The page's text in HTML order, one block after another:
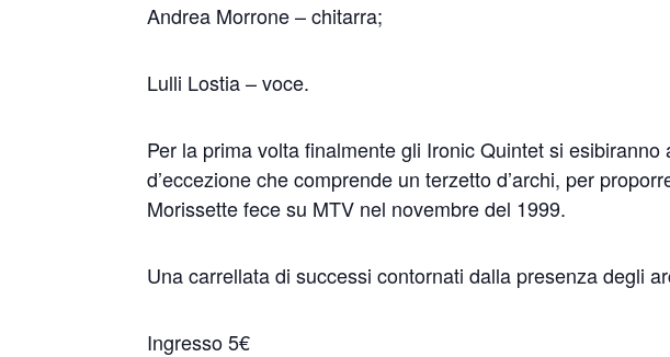
Andrea Morrone – chitarra;
Lulli Lostia – voce.
Per la prima volta finalmente gli Ironic Quintet si
d’eccezione che comprende un terzetto d’archi, per
Morissette fece su MTV nel novembre del 1999.
Una carrellata di successi contornati dalla presenza degli
Ingresso 5€